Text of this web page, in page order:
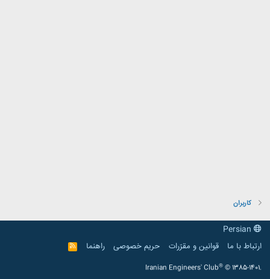
کاربران
ارتباط با ما
قوانین و مقرّرات حریم خصوصی راهنما
R
S
Iranian Engineers' Club® © 1385-1401.